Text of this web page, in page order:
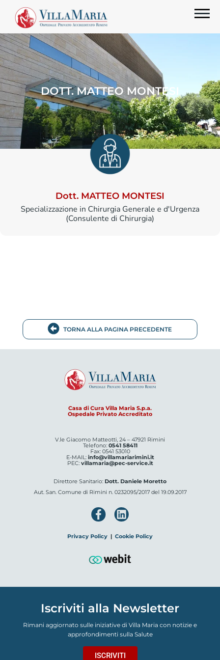
DOTT. MATTEO MONTESI
Dott. MATTEO MONTESI
Specializzazione in Chirurgia Generale e d'Urgenza
(Consulente di Chirurgia)
TORNA ALLA PAGINA PRECEDENTE
Casa di Cura Villa Maria S.p.a.
Ospedale Privato Accreditato
V.le Giacomo Matteotti, 24 – 47921 Rimini
Telefono: 0541 58411
Fax: 0541 53010
E-MAIL: info@villamariarimini.it
PEC: villamaria@pec-service.it
Direttore Sanitario: Dott. Daniele Moretto
Aut. San. Comune di Rimini n. 0232095/2017 del 19.09.2017
Privacy Policy | Cookie Policy
Iscriviti alla Newsletter
Rimani aggiornato sulle iniziative di Villa Maria con notizie e
approfondimenti sulla Salute
ISCRIVITI